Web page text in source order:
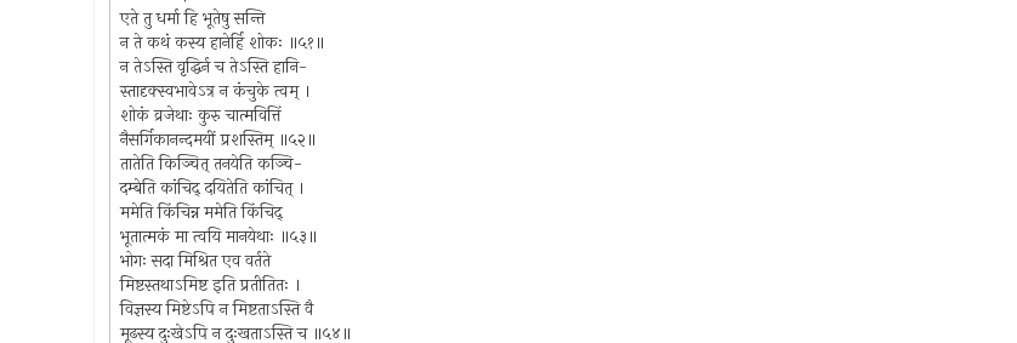
एते तु धर्मा हि भूतेषु सन्ति
न ते कथं कस्य हानेर्हि शोकः ॥५१॥
न तेऽस्ति वृद्धिर्न च तेऽस्ति हानि-
स्तादृक्स्वभावेऽत्र न कंचुके त्वम् ।
शोकं व्रजेथाः कुरु चात्मवित्तिं
नैसर्गिकानन्दमयीं प्रशस्तिम् ॥५२॥
तातेति किञ्चित् तनयेति कञ्चि-
दम्बेति कांचिद् दयितेति कांचित् ।
ममेति किंचिन्न ममेति किंचिद्
भूतात्मकं मा त्वयि मानयेथाः ॥५३॥
भोगः सदा मिश्रित एव वर्तते
मिष्टस्तथाऽमिष्ट इति प्रतीतितः ।
विज्ञस्य मिष्टेऽपि न मिष्टताऽस्ति वै
मूढस्य दुःखेऽपि न दुःखताऽस्ति च ॥५४॥